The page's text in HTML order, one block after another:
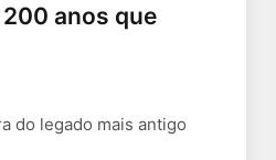
anos que
do legado mais antigo